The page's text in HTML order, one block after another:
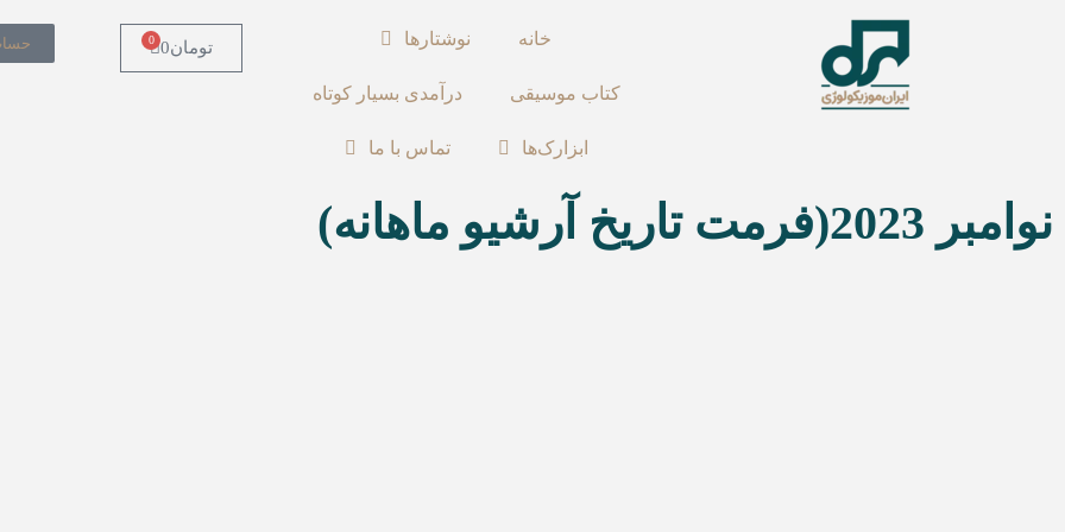
خانه نوشتارها
کتاب موسیقی درآمدی بسیار کوتاه
ابزارک‌ها تماس با ما
تومان0
0
نوامبر 2023(فرمت تاریخ آرشیو ماهانه)